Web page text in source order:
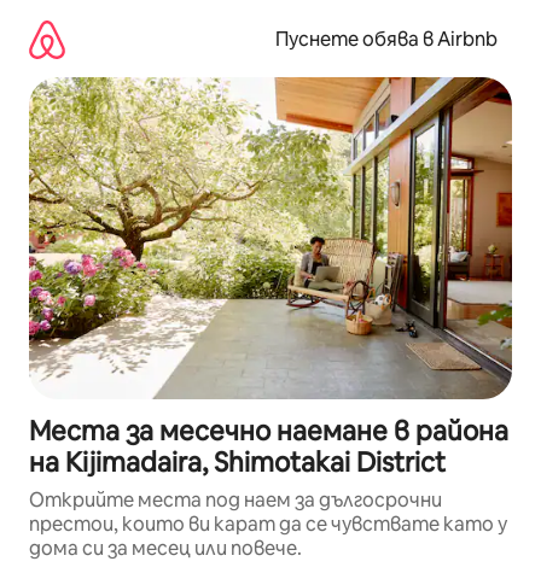
съдържанието
Пуснете обява в Airbnb
Места за месечно наемане в района
на Kijimadaira, Shimotakai District
Открийте места под наем за дългосрочни
престои, които ви карат да се чувствате като у
дома си за месец или повече.